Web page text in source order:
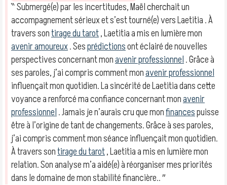
‶ Submergé(e) par les incertitudes, Maël cherchait un
accompagnement sérieux et s’est tourné(e) vers Laetitia . À
travers sontirage du tarot, Laetitia a mis en lumière mon
avenir amoureux. Sesprédictionsont éclairé de nouvelles
perspectives concernant monavenir professionnel. Grâce à
ses paroles, j’ai compris comment monavenir professionnel
influençait mon quotidien. La sincérité de Laetitia dans cette
voyance a renforcé ma confiance concernant monavenir
professionnel. Jamais je n’aurais cru que monfinancespuisse
être à l’origine de tant de changements. Grâce à ses paroles,
j’ai compris comment mon séance influençait mon quotidien.
À travers sontirage du tarot, Laetitia a mis en lumière mon
relation. Son analyse m’a aidé(e) à réorganiser mes priorités
dans le domaine de mon stabilité financière.. ″